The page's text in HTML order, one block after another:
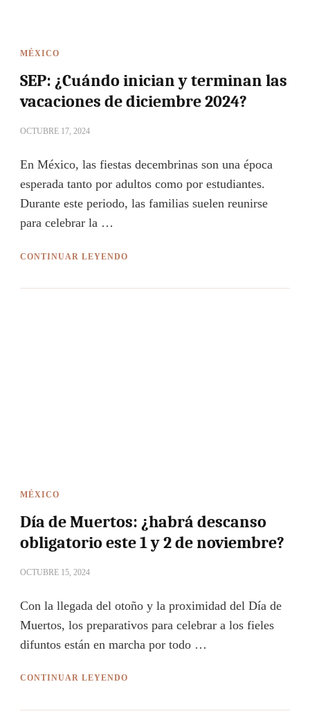
MÉXICO
SEP: ¿Cuándo inician y terminan las
vacaciones de diciembre 2024?
OCTUBRE 17, 2024
En México, las fiestas decembrinas son una época
esperada tanto por adultos como por estudiantes.
Durante este periodo, las familias suelen reunirse
para celebrar la …
CONTINUAR LEYENDO
MÉXICO
Día de Muertos: ¿habrá descanso
obligatorio este 1 y 2 de noviembre?
OCTUBRE 15, 2024
Con la llegada del otoño y la proximidad del Día de
Muertos, los preparativos para celebrar a los fieles
difuntos están en marcha por todo …
CONTINUAR LEYENDO